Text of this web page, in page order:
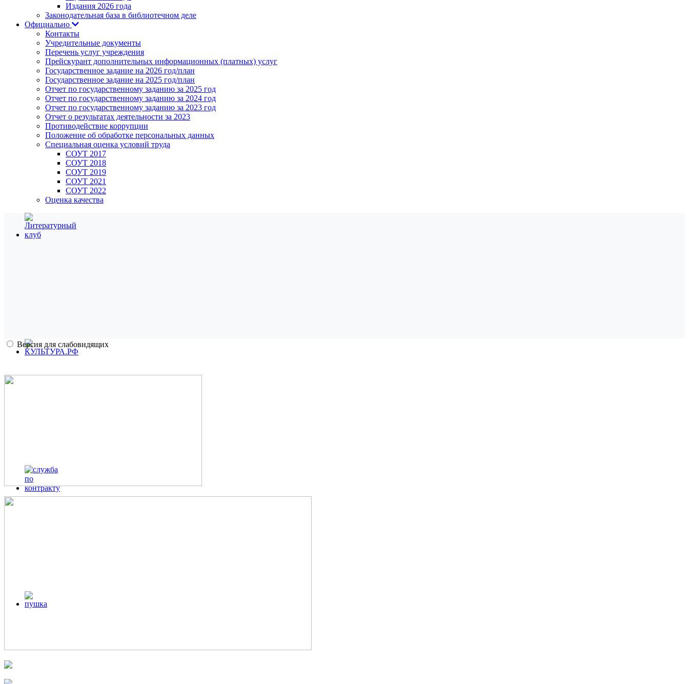
Издания 2026 года
Законодательная база в библиотечном деле
Официально
Контакты
Учредительные документы
Перечень услуг учреждения
Прейскурант дополнительных информационных (платных) услуг
Государственное задание на 2026 год/план
Государственное задание на 2025 год/план
Отчет по государственному заданию за 2025 год
Отчет по государственному заданию за 2024 год
Отчет по государственному заданию за 2023 год
Отчет о результатах деятельности за 2023
Противодействие коррупции
Положение об обработке персональных данных
Специальная оценка условий труда
СОУТ 2017
СОУТ 2018
СОУТ 2019
СОУТ 2021
СОУТ 2022
Оценка качества
Версия для слабовидящих